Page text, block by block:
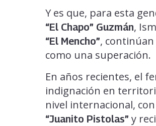
Y es que, para esta
“El Chapo” Guzmán,
“El Mencho”, continúan
como una superación.
En años recientes, el
indignación en
nivel internacional,
“Juanito Pistolas” y